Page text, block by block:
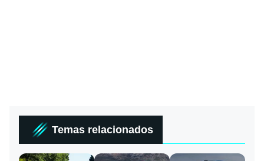
Temas relacionados